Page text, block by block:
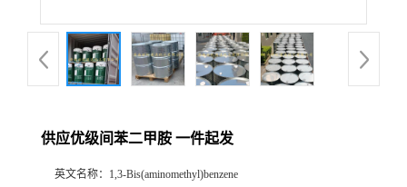
供应优级间苯二甲胺 一件起发
英文名称： 1,3-Bis(aminomethyl)benzene